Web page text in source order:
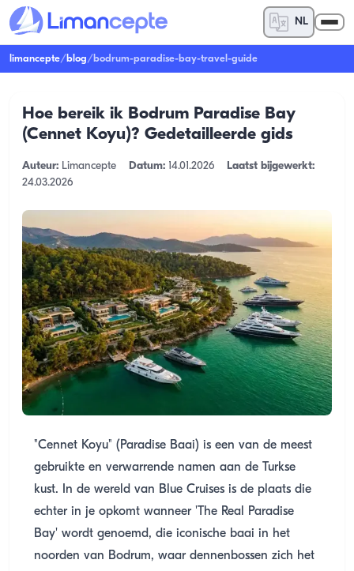
NL
limancepte/blog/bodrum-paradise-bay-travel-guide
Hoe bereik ik Bodrum Paradise Bay
(Cennet Koyu)? Gedetailleerde gids
Auteur: Limancepte Datum: 14.01.2026
Laatst bijgewerkt:
24.03.2026
"Cennet Koyu" (Paradise Baai) is een van de meest
gebruikte en verwarrende namen aan de Turkse
kust. In de wereld van Blue Cruises is de plaats die
echter in je opkomt wanneer 'The Real Paradise
Bay' wordt genoemd, die iconische baai in het
noorden van Bodrum, waar dennenbossen zich het